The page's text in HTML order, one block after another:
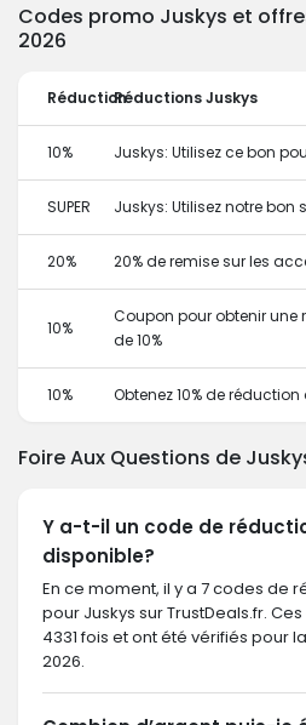
Codes promo Juskys et
2026
RéductionRéductions Juskys
10% Juskys: Utilisez ce bon
SUPER Juskys: Utilisez notre bon
20% 20% de remise sur les
10%
Coupon pour obtenir
de 10%
10% Obtenez 10% de
Foire Aux Questions de
Y a-t-il un code de
disponible?
En ce moment, il y a 7 codes de
pour Juskys sur TrustDeals.fr.
4331 fois et ont été vérifiés pour
2026.